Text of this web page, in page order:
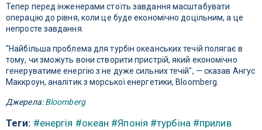
Тепер перед інженерами стоїть завдання масштабувати
операцію до рівня, коли це буде економічно доцільним, а це
непросте завдання.
"Найбільша проблема для турбін океанських течій полягає в
тому, чи зможуть вони створити пристрій, який економічно
генеруватиме енергію з не дуже сильних течій", — сказав Ангус
Маккроун, аналітик з морської енергетики, Bloomberg.
Джерела:Bloomberg
Теги: #енергія #океан #Японія #турбіна #прилив